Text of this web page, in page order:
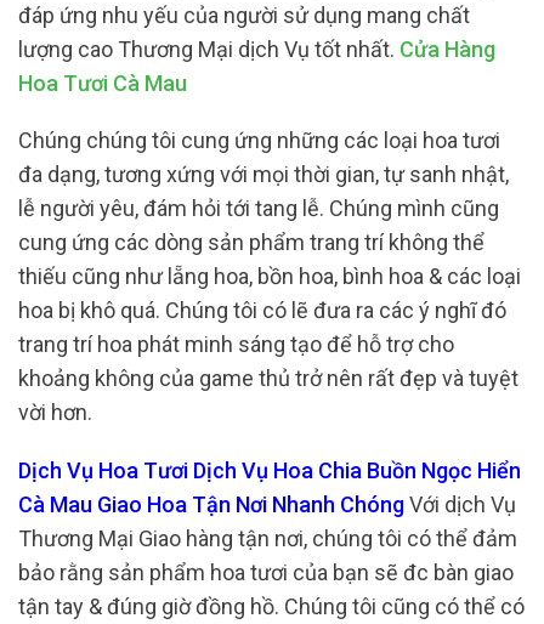
đáp ứng nhu yếu của người sử dụng mang chất
lượng cao Thương Mại dịch Vụ tốt nhất. Cửa Hàng
Hoa Tươi Cà Mau
Chúng chúng tôi cung ứng những các loại hoa tươi
đa dạng, tương xứng với mọi thời gian, tự sanh nhật,
lễ người yêu, đám hỏi tới tang lễ. Chúng mình cũng
cung ứng các dòng sản phẩm trang trí không thể
thiếu cũng như lẵng hoa, bồn hoa, bình hoa & các loại
hoa bị khô quá. Chúng tôi có lẽ đưa ra các ý nghĩ đó
trang trí hoa phát minh sáng tạo để hỗ trợ cho
khoảng không của game thủ trở nên rất đẹp và tuyệt
vời hơn.
Dịch Vụ Hoa Tươi Dịch Vụ Hoa Chia Buồn Ngọc Hiển
Cà Mau Giao Hoa Tận Nơi Nhanh ChóngVới dịch Vụ
Thương Mại Giao hàng tận nơi, chúng tôi có thể đảm
bảo rằng sản phẩm hoa tươi của bạn sẽ đc bàn giao
tận tay & đúng giờ đồng hồ. Chúng tôi cũng có thể có